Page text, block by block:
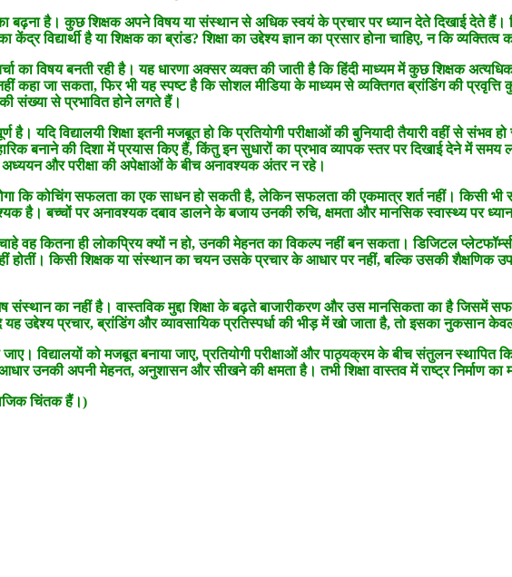
है। कुछ शिक्षक अपने विषय या संस्थान से अधिक स्वयं के प्रचार पर ध्यान देते दिखाई देते हैं।
विद्यार्थी है या शिक्षक का ब्रांड? शिक्षा का उद्देश्य ज्ञान का प्रसार होना चाहिए, न कि
का विषय बनती रही है। यह धारणा अक्सर व्यक्त की जाती है कि हिंदी माध्यम में कुछ शिक्षक
कहा जा सकता, फिर भी यह स्पष्ट है कि सोशल मीडिया के माध्यम से व्यक्तिगत ब्रांडिंग की प्रवृत्ति
संख्या से प्रभावित होने लगते हैं।
है। यदि विद्यालयी शिक्षा इतनी मजबूत हो कि प्रतियोगी परीक्षाओं की बुनियादी तैयारी वहीं से
बनाने की दिशा में प्रयास किए हैं, किंतु इन सुधारों का प्रभाव व्यापक स्तर पर दिखाई देने में
अध्ययन और परीक्षा की अपेक्षाओं के बीच अनावश्यक अंतर न रहे।
कि कोचिंग सफलता का एक साधन हो सकती है, लेकिन सफलता की एकमात्र शर्त नहीं। किसी भी
है। बच्चों पर अनावश्यक दबाव डालने के बजाय उनकी रुचि, क्षमता और मानसिक स्वास्थ्य पर
वह कितना ही लोकप्रिय क्यों न हो, उनकी मेहनत का विकल्प नहीं बन सकता। डिजिटल
होतीं। किसी शिक्षक या संस्थान का चयन उसके प्रचार के आधार पर नहीं, बल्कि उसकी शैक्षणिक
का नहीं है। वास्तविक मुद्दा शिक्षा के बढ़ते बाजारीकरण और उस मानसिकता का है जिसमें
प्रचार, ब्रांडिंग और व्यावसायिक प्रतिस्पर्धा की भीड़ में खो जाता है, तो इसका नुकसान केवल
विद्यालयों को मजबूत बनाया जाए, प्रतियोगी परीक्षाओं और पाठ्यक्रम के बीच संतुलन स्थापित
उनकी अपनी मेहनत, अनुशासन और सीखने की क्षमता है। तभी शिक्षा वास्तव में राष्ट्र निर्माण
चिंतक हैं।)